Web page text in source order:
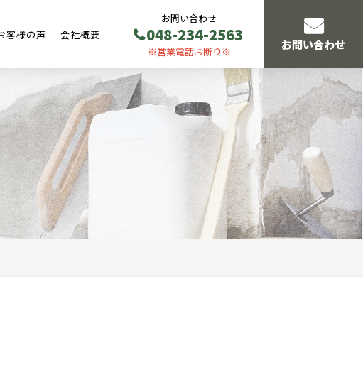
客様の声 会社概要
お問い合わせ
048-234-2563
※営業電話お断り※ お問い合わせ